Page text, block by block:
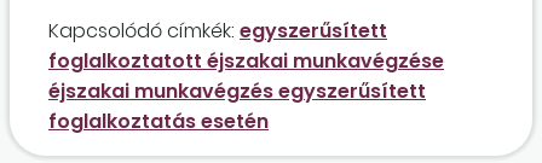
ellenében foglalkoztat a munkáltató? Éjszakai
műszakban történő foglalkoztatás esetén a
22:00 órától reggel 6:00 óráig terjedő időre 15
százalék bérpótlékot fizetne a cég 1604 forint
Kapcsolódó címkék: egyszerűsített
foglalkoztatott éjszakai munkavégzése
éjszakai munkavégzés egyszerűsített
foglalkoztatás esetén